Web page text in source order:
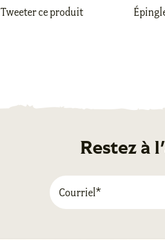
Tweeter ce produit
Restez à